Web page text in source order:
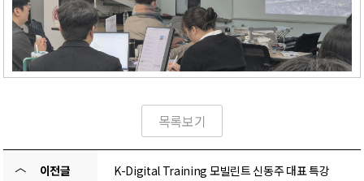
목록보기
〈 이전글 K-Digital Training 모빌린트 신동주 대표 특강